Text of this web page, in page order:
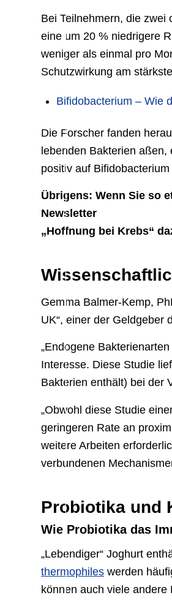
Bei Teilnehmern, die
eine um 20 % niedrigere
weniger als einmal pro
Schutzwirkung am
Bifidobacterium – Wie
Die Forscher fanden
lebenden Bakterien aßen,
positiv auf
Übrigens: Wenn Sie so
Newsletter
„Hoffnung bei Krebs“
Gemma Balmer-Kemp,
UK“, einer der Geldgeber
„Endogene
Interesse. Diese Studie
Bakterien enthält) bei der
„Obwohl diese Studie
geringeren Rate an
weitere Arbeiten
verbundenen
Probiotika und
Wie Probiotika das
„Lebendiger“ Joghurt
thermophiles werden
können auch viele